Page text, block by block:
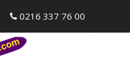
0216 337 76 00